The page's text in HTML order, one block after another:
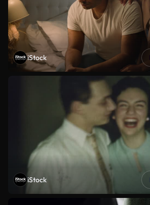
iStock
iStock